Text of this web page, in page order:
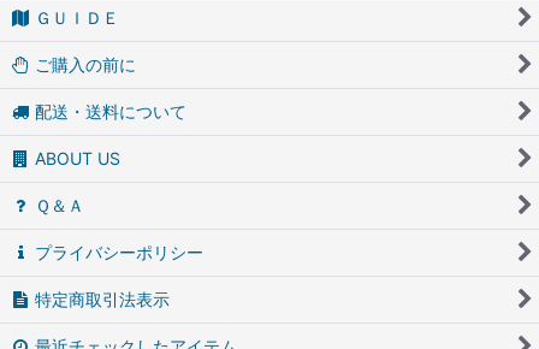
ＧＵＩＤＥ
ご購入の前に
配送・送料について
ABOUT US
Ｑ＆Ａ
プライバシーポリシー
特定商取引法表示